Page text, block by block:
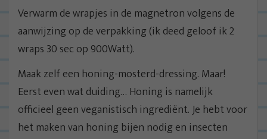
Verwarm de wrapjes in de magnetron volgens de
aanwijzing op de verpakking (ik deed geloof ik 2
wraps 30 sec op 900Watt).
Maak zelf een honing-mosterd-dressing. Maar!
Eerst even wat duiding… Honing is namelijk
officieel geen veganistisch ingrediënt. Je hebt voor
het maken van honing bijen nodig en insecten